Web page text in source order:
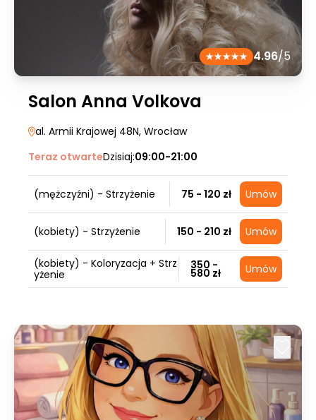
4.96/5
Salon Anna Volkova
al. Armii Krajowej 48N, Wrocław
Teraz otwarteDzisiaj:09:00-21:00
(mężczyźni) - Strzyżenie 75 - 120 zł Umów
(kobiety) - Strzyżenie 150 - 210 zł Umów
(kobiety) - Koloryzacja + Strz
yżenie
350 -
580 zł Umów